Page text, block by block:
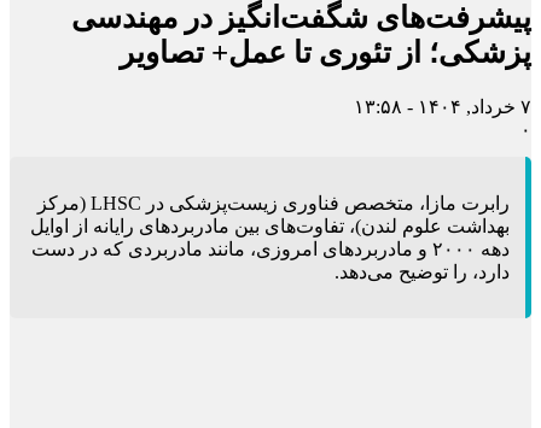
پیشرفت‌های شگفت‌انگیز در مهندسی
پزشکی؛ از تئوری تا عمل+ تصاویر
۷ خرداد, ۱۴۰۴ - ۱۳:۵۸
۰
رابرت مازا، متخصص فناوری زیست‌پزشکی در LHSC (مرکز
بهداشت علوم لندن)، تفاوت‌های بین مادربردهای رایانه از اوایل
دهه ۲۰۰۰ و مادربردهای امروزی، مانند مادربردی که در دست
دارد، را توضیح می‌دهد.